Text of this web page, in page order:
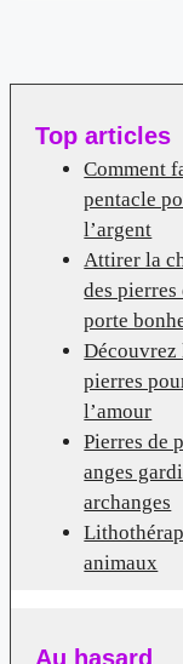
Top articles
Comment
pentacle
l’argent
Attirer la
des
porte
Découvrez
pierres
l’amour
Pierres de
anges
archanges
animaux
Au hasard